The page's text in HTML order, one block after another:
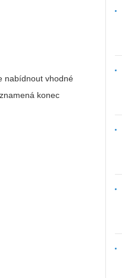
nabídnout vhodné
konec